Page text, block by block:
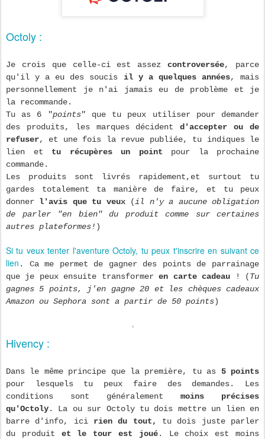
Octoly :
Je crois que celle-ci est assezcontroversée, parce
qu'il y a eu des soucis il y a quelques années, mais
personnellement je n'ai jamais eu de problème et je
la recommande.
Tu as 6 "points" que tu peux utiliser pour demander
des produits, les marques décidentd'accepter ou de
refuser, et une fois la revue publiée, tu indiques le
lien et tu récupères un point pour la prochaine
commande.
Les produits sont livrés rapidement,et surtout tu
gardes totalement ta manière de faire, et tu peux
donner l'avis que tu veux (il n'y a aucune obligation
de parler "en bien" du produit comme sur certaines
autres plateformes! )
Si tu veux tenter l'aventure Octoly, tu peux t'inscrire en suivant ce
lien . Ca me permet de gagner des points de parrainage
que je peux ensuite transformeren carte cadeau ! (Tu
gagnes 5 points, j'en gagne 20 et les chèques cadeaux
Amazon ou Sephora sont a partir de 50 points)
Hivency :
Dans le même principe que la première, tu as 5 points
pour lesquels tu peux faire des demandes. Les
conditions sont généralement moins précises
qu'Octoly. La ou sur Octoly tu dois mettre un lien en
barre d'info, ici rien du tout,
tu dois juste parler
du produit et le tour est joué. Le choix est moins